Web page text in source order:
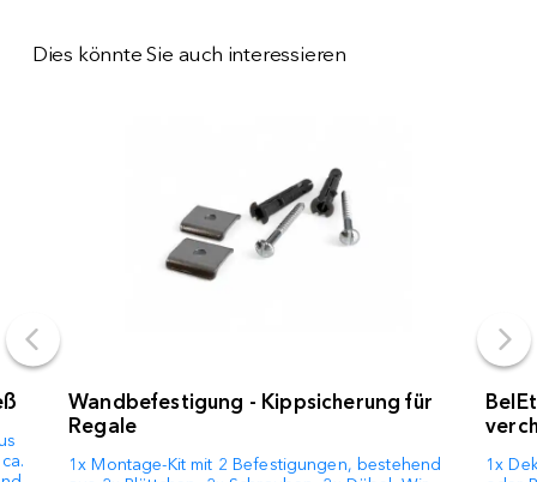
Dies könnte Sie auch interessieren
Wandbefestigung - Kippsicherung für
Regale
1x Montage-Kit mit 2 Befestigungen, bestehend
1x